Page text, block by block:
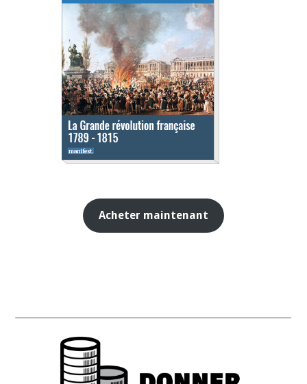
Acheter maintenant